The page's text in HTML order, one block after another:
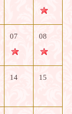
07 08
14 15